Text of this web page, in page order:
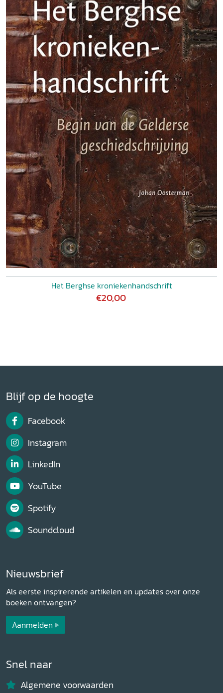
Het Berghse kroniekenhandschrift
€20,00
Blijf op de hoogte
Facebook
Instagram
LinkedIn
YouTube
Spotify
Soundcloud
Nieuwsbrief
Als eerste inspirerende artikelen en updates over onze
boeken ontvangen?
Aanmelden
Snel naar
Algemene voorwaarden